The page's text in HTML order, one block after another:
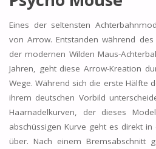
Eines der seltensten
von Arrow. Entstanden während
der modernen Wilden Maus-
Jahren, geht diese Arrow-Kreation
Wege. Während sich die erste Hälfte
ihrem deutschen Vorbild
Haarnadelkurven, der dieses
abschüssigen Kurve geht es direkt
über. Nach einem Bremsabschnitt